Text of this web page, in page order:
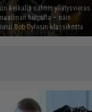
keikalla nähtiin yllätysvieras
huipulta – näin
Bob Dylanin klassikosta